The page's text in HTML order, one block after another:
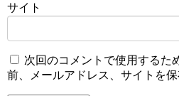
サイト
次回のコメントで使用するた
前、メールアドレス、サイトを保